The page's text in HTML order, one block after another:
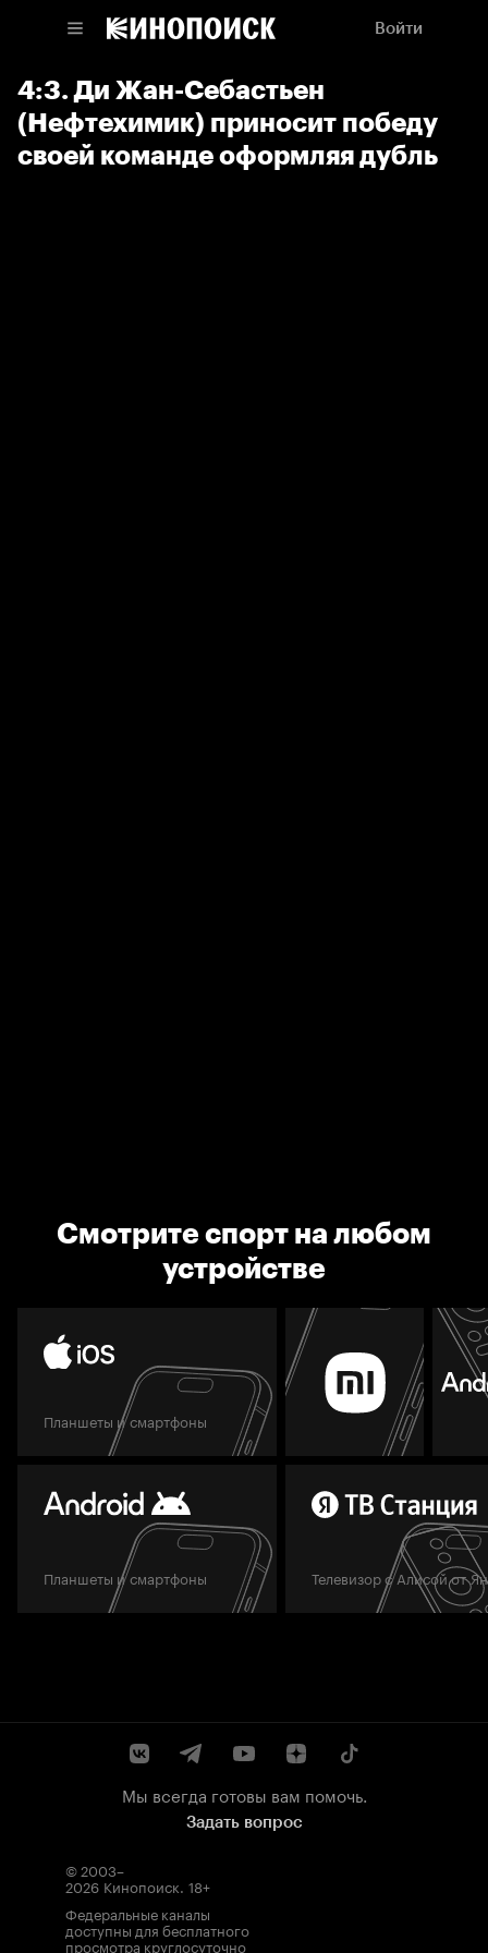
Войти
4:3. Ди Жан-Себастьен
(Нефтехимик) приносит победу
своей команде оформляя дубль
Смотрите спорт на любом
устройстве
Планшеты и смартфоны
Планшеты и смартфоны Телевизор с Алисой от
Мы всегда готовы вам помочь.
Задать вопрос
© 2003–
2026 Кинопоиск. 18+
Федеральные каналы
доступны для бесплатного
просмотра круглосуточно